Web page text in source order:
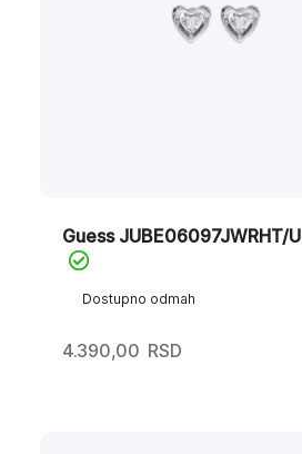
Dostupno odmah
Guess JUBE06097JWRHT/U
4.390,00 RSD